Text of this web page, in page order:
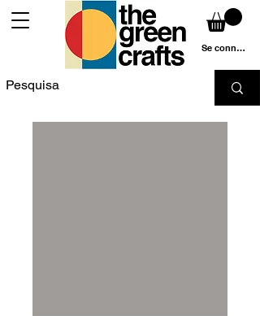
Se connecter